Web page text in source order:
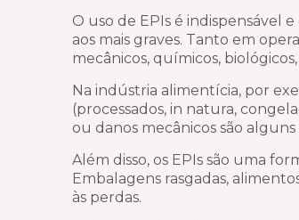
O uso de EPIs é indispensável
aos mais graves. Tanto em
mecânicos, químicos,
Na indústria alimentícia, por
(processados, in natura,
ou danos mecânicos são
Além disso, os EPIs são uma
Embalagens rasgadas,
às perdas.